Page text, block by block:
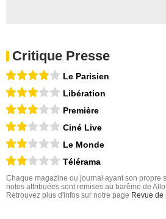
Critique Presse
Le Parisien
Libération
Première
Ciné Live
Le Monde
Télérama
Chaque magazine ou journal ayant son propre
notes attribuées sont remises au barême de
Retrouvez plus d'infos sur notre page Revue de